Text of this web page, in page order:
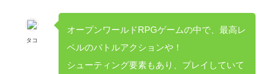
タコ
オープンワールドRPGゲームの中で、最高レ
ベルのバトルアクションや！
シューティング要素もあり、プレイしていて